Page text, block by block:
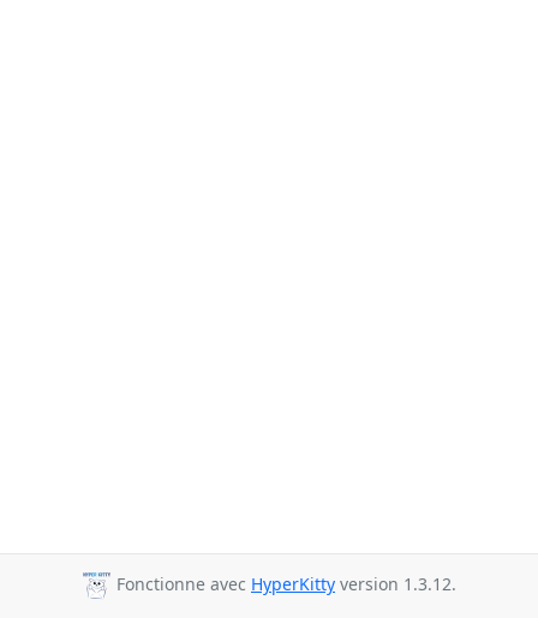
Fonctionne avec HyperKitty version 1.3.12.